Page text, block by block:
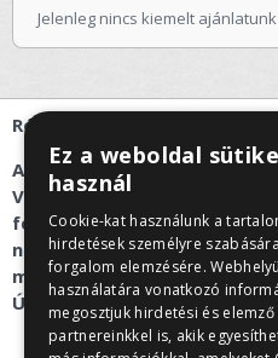
Jelenleg nincs kiemelt ajánlatunk
Rólunk
Az autóbérlés és kisbusz
Vármegye területén
feltételekkel érhető el a
nél. Alsó-, közép-,
mikrobusz kölcsönzés és
Újbudán és Törökbálinton.
Ez a weboldal
használ
Cookie-kat használunk a
hirdetések személyre
forgalom elemzésére.
használatára vonatkozó
megosztjuk hirdetési és elemző
partnereinkkel is, akik